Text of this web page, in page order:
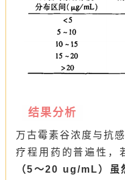
结果分析
万古霉素谷浓度与抗
疗程用药的普遍性，
（5～20 ug/mL）虽